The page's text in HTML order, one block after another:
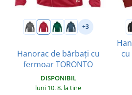
+3
Hanorac de bărbați cu
fermoar TORONTO
DISPONIBIL
luni 10. 8. la tine